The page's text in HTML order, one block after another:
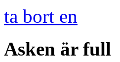
ta bort en
Asken är full